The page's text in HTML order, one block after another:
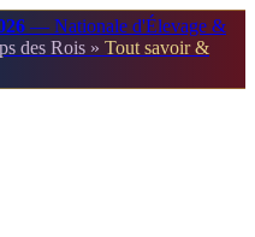
— Nationale d'Élevage &
des Rois » Tout savoir &